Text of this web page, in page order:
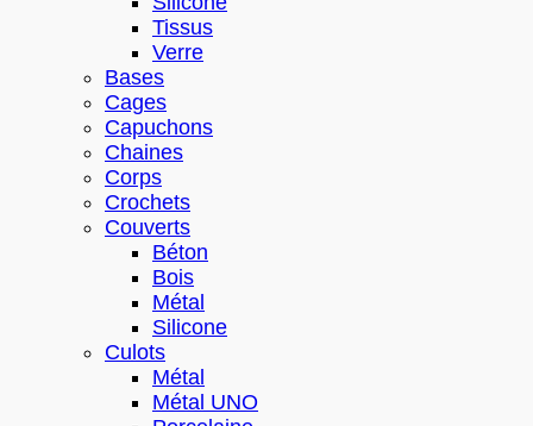
Tissus
Verre
Bases
Cages
Capuchons
Chaines
Corps
Crochets
Couverts
Béton
Bois
Métal
Silicone
Culots
Métal
Métal UNO